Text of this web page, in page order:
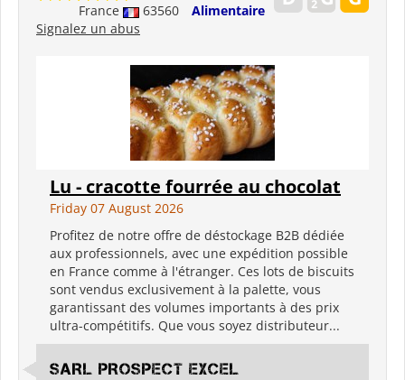
France 63560
Alimentaire
Signalez un abus
Lu - cracotte fourrée au chocolat
Friday 07 August 2026
Profitez de notre offre de déstockage B2B dédiée
aux professionnels, avec une expédition possible
en France comme à l'étranger. Ces lots de biscuits
sont vendus exclusivement à la palette, vous
garantissant des volumes importants à des prix
ultra-compétitifs. Que vous soyez distributeur...
SARL PROSPECT EXCEL